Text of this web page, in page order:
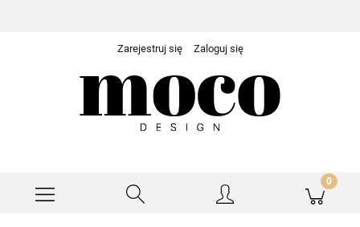
Zarejestruj się Zaloguj się